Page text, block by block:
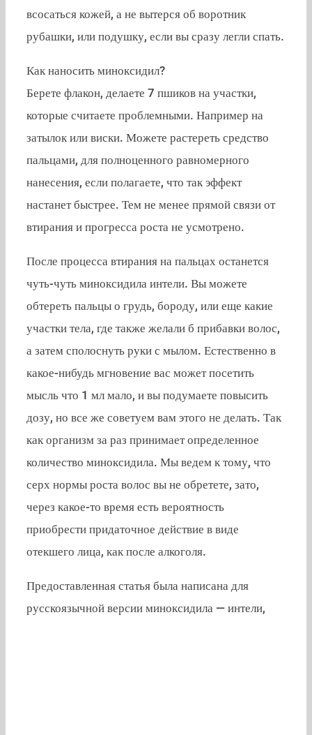
всосаться кожей, а не вытерся об воротник
рубашки, или подушку, если вы сразу легли спать.
Как наносить миноксидил?
Берете флакон, делаете 7 пшиков на участки,
которые считаете проблемными. Например на
затылок или виски. Можете растереть средство
пальцами, для полноценного равномерного
нанесения, если полагаете, что так эффект
настанет быстрее. Тем не менее прямой связи от
втирания и прогресса роста не усмотрено.
После процесса втирания на пальцах останется
чуть-чуть миноксидила интели. Вы можете
обтереть пальцы о грудь, бороду, или еще какие
участки тела, где также желали б прибавки волос,
а затем сполоснуть руки с мылом. Естественно в
какое-нибудь мгновение вас может посетить
мысль что 1 мл мало, и вы подумаете повысить
дозу, но все же советуем вам этого не делать. Так
как организм за раз принимает определенное
количество миноксидила. Мы ведем к тому, что
серх нормы роста волос вы не обретете, зато,
через какое-то время есть вероятность
приобрести придаточное действие в виде
отекшего лица, как после алкоголя.
Предоставленная статья была написана для
русскоязычной версии миноксидила — интели,